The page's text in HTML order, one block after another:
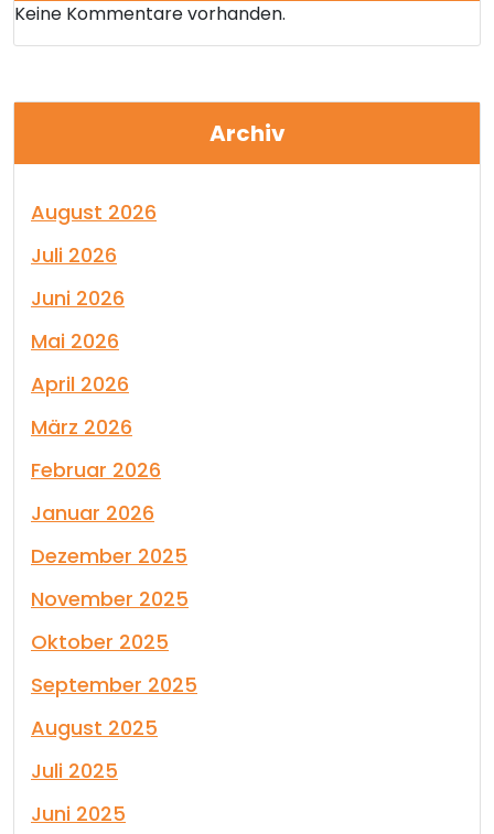
Keine Kommentare vorhanden.
Archiv
August 2026
Juli 2026
Juni 2026
Mai 2026
April 2026
März 2026
Februar 2026
Januar 2026
Dezember 2025
November 2025
Oktober 2025
September 2025
August 2025
Juli 2025
Juni 2025